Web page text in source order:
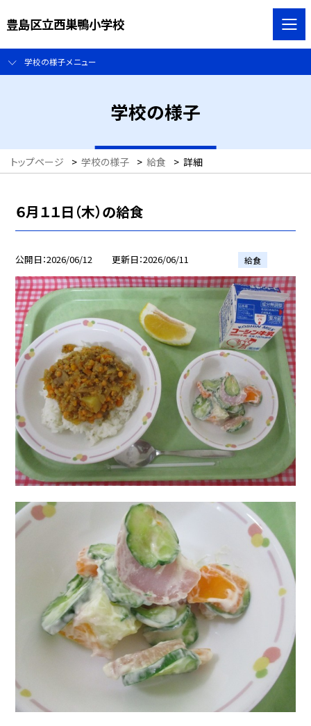
豊島区立西巣鴨小学校
学校の様子メニュー
学校の様子
トップページ > 学校の様子 > 給食 > 詳細
６月１１日（木）の給食
公開日 2026/06/12 更新日 2026/06/11 給食